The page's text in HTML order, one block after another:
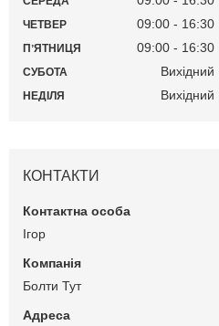
ЧЕТВЕР 09:00 16:30
ПʼЯТНИЦЯ 09:00 16:30
СУБОТА Вихідний
НЕДІЛЯ Вихідний
КОНТАКТИ
Ігор
Болти Тут